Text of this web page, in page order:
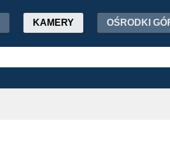
KAMERY OŚRODKI